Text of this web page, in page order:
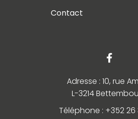
Contact
Adresse : 10, rue
L-3214
Téléphone : +352 26